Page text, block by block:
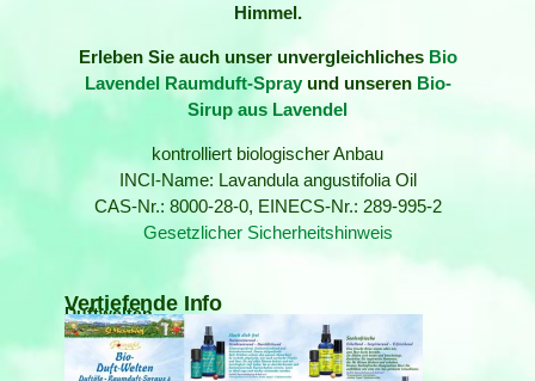
Himmel.
Erleben Sie auch unser unvergleichliches Bio
Lavendel Raumduft-Sprayund unseren Bio-
Sirup aus Lavendel
kontrolliert biologischer Anbau
INCI-Name: Lavandula angustifolia Oil
CAS-Nr.: 8000-28-0, EINECS-Nr.: 289-995-2
Gesetzlicher Sicherheitshinweis
Vertiefende Info
Duftwelten